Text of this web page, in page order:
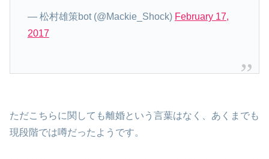
— 松村雄策bot (@Mackie_Shock) February 17,
2017
ただこちらに関しても離婚という言葉はなく、あくまでも
現段階では噂だったようです。